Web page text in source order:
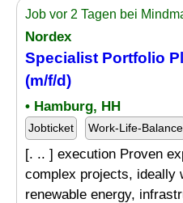
Job vor 2 Tagen bei
Nordex
Specialist Portfolio
(m/f/d)
• Hamburg, HH
Jobticket Work-Life-Balance
[. .. ] execution Proven
complex projects, ideally
renewable energy,